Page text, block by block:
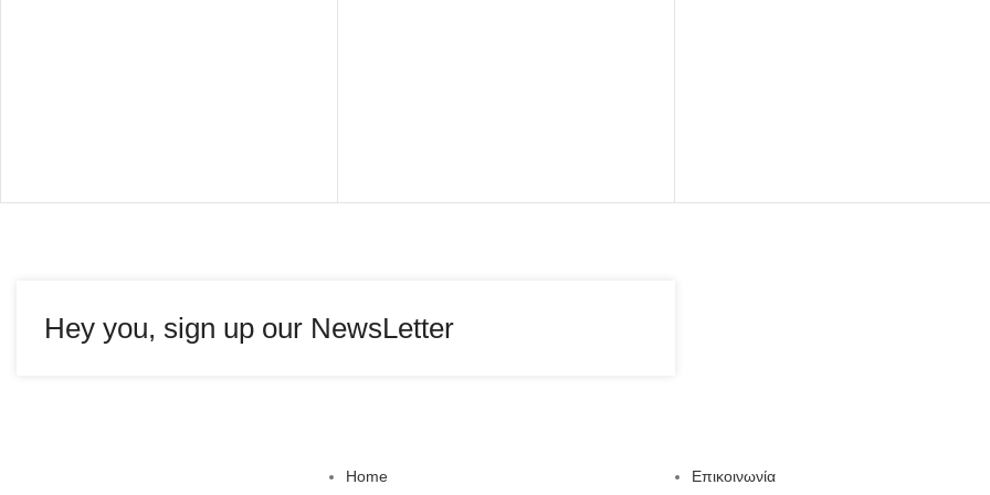
Hey you, sign up our NewsLetter
Home
Επικοινωνία